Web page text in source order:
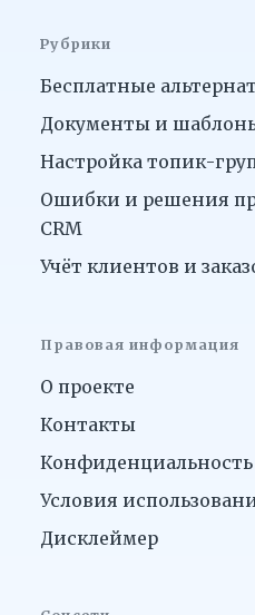
Рубрики
Бесплатные
Документы и
Настройка топик-
Ошибки и решения
CRM
Учёт клиентов и
Правовая информация
О проекте
Контакты
Конфиденциальность
Условия
Дисклеймер